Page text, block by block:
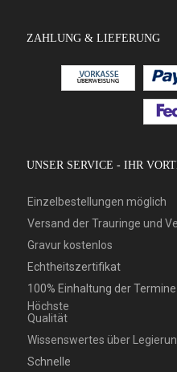
ZAHLUNG & LIEFERUNG
UNSER SERVICE - IHR
Einzelbestellungen möglich
Versand der Trauringe und
Gravur kostenlos
Echtheitszertifikat
100% Einhaltung der Termine
Höchste
Qualität
Wissenswertes über
Schnelle